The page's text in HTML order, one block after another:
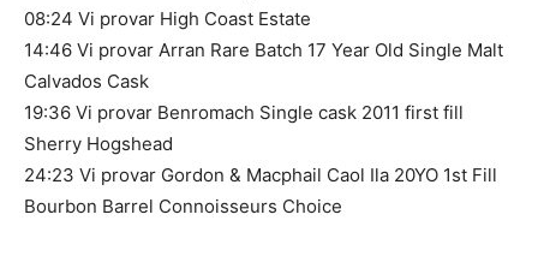
08:24 Vi provar High Coast Estate
14:46 Vi provar Arran Rare Batch 17 Year Old Single Malt
Calvados Cask
19:36 Vi provar Benromach Single cask 2011 first fill
Sherry Hogshead
24:23 Vi provar Gordon & Macphail Caol Ila 20YO 1st Fill
Bourbon Barrel Connoisseurs Choice